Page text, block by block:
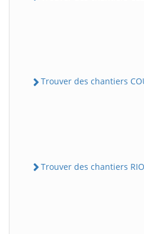
Trouver des chantiers
Trouver des chantiers